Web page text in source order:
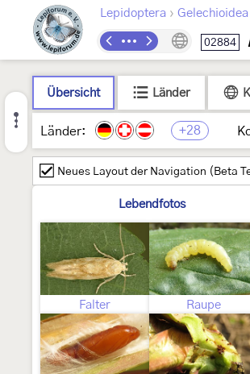
Lepidoptera › Gelechioidea
02884
Übersicht Länder
Länder: +28
Neues Layout der Navigation (Beta
Lebendfotos
Falter Raupe